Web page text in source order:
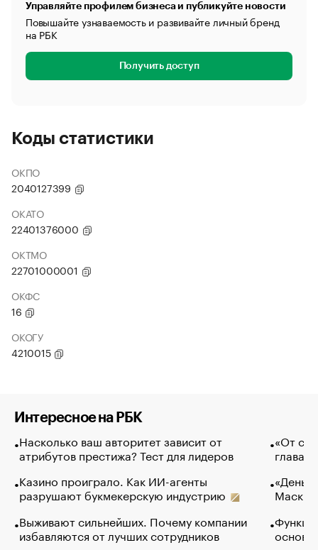
Управляйте профилем бизнеса и публикуйте новости
Повышайте узнаваемость и развивайте личный бренд
на РБК
Получить доступ
Коды статистики
ОКПО
2040127399
ОКАТО
22401376000
ОКТМО
22701000001
ОКФС
16
ОКОГУ
4210015
Интересное на РБК
Насколько ваш авторитет зависит от
атрибутов престижа? Тест для лидеров
Казино проиграло. Как ИИ-агенты
разрушают букмекерскую индустрию
Выживают сильнейших. Почему компании
избавляются от лучших сотрудников
«От
глава
Маск в
основ